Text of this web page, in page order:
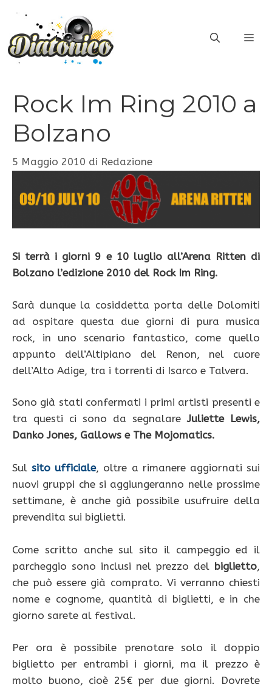
contenuto
Rock Im Ring 2010 a
Bolzano
5 Maggio 2010 di Redazione
Si terrà i giorni 9 e 10 luglio all’Arena Ritten di
Bolzano l’edizione 2010 del Rock Im Ring.
Sarà dunque la cosiddetta porta delle Dolomiti
ad ospitare questa due giorni di pura musica
rock, in uno scenario fantastico, come quello
appunto dell’Altipiano del Renon, nel cuore
dell’Alto Adige, tra i torrenti di Isarco e Talvera.
Sono già stati confermati i primi artisti presenti e
tra questi ci sono da segnalareJuliette Lewis,
Danko Jones, Gallows e The Mojomatics.
Sulsito ufficiale, oltre a rimanere aggiornati sui
nuovi gruppi che si aggiungeranno nelle prossime
settimane, è anche già possibile usufruire della
prevendita sui biglietti.
Come scritto anche sul sito il campeggio ed il
parcheggio sono inclusi nel prezzo del biglietto,
che può essere già comprato. Vi verranno chiesti
nome e cognome, quantità di biglietti, e in che
giorno sarete al festival.
Per ora è possibile prenotare solo il doppio
biglietto per entrambi i giorni, ma il prezzo è
molto buono, cioè 25€ per due giorni. Dovrete